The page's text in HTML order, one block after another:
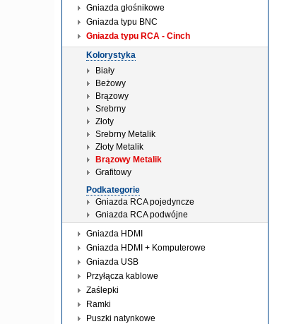
Gniazda głośnikowe
Gniazda typu BNC
Gniazda typu RCA - Cinch
Kolorystyka
Biały
Beżowy
Brązowy
Srebrny
Złoty
Srebrny Metalik
Złoty Metalik
Brązowy Metalik
Grafitowy
Podkategorie
Gniazda RCA pojedyncze
Gniazda RCA podwójne
Gniazda HDMI
Gniazda HDMI + Komputerowe
Gniazda USB
Przyłącza kablowe
Zaślepki
Ramki
Puszki natynkowe